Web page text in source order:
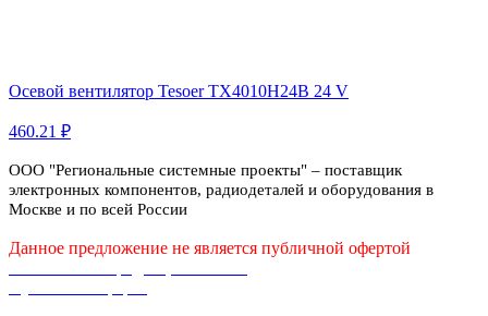
Осевой вентилятор Tesoer TX4010H24B 24 V
460.21 ₽
ООО "Региональные системные проекты" – поставщик
электронных компонентов, радиодеталей и оборудования в
Москве и по всей России
Данное предложение не является публичной офертой